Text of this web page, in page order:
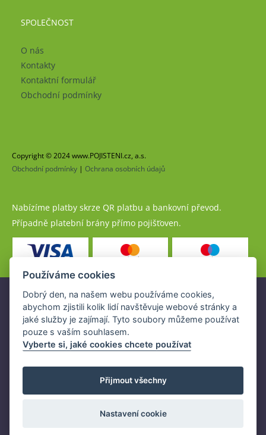
SPOLEČNOST
O nás
Kontakty
Kontaktní formulář
Obchodní podmínky
Copyright © 2024 www.POJISTENI.cz, a.s.
Obchodní podmínky | Ochrana osobních údajů
Nabízíme platby skrze QR platbu a bankovní převod.
Případně platební brány přímo pojišťoven.
Pojistné produkty jsou nabízeny společností
www.POJISTENI.cz, a.s. na základě platné licence České
národní banky (ČNB).
Licence ČNB umožňuje www.POJISTENI.cz, a.s. poskytovat
v ČR.
Používáme cookies
Dobrý den, na našem webu používáme cookies,
abychom zjistili kolik lidí navštěvuje webové stránky a
jaké služby je zajímají. Tyto soubory můžeme používat
pouze s vaším souhlasem.
Vyberte si, jaké cookies chcete používat
Přijmout všechny
Nastavení cookie